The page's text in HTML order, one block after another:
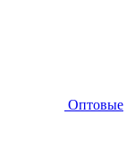
Оптовые